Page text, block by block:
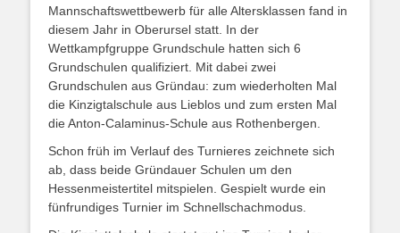
Mannschaftswettbewerb für alle Altersklassen fand in
diesem Jahr in Oberursel statt. In der
Wettkampfgruppe Grundschule hatten sich 6
Grundschulen qualifiziert. Mit dabei zwei
Grundschulen aus Gründau: zum wiederholten Mal
die Kinzigtalschule aus Lieblos und zum ersten Mal
die Anton-Calaminus-Schule aus Rothenbergen.
Schon früh im Verlauf des Turnieres zeichnete sich
ab, dass beide Gründauer Schulen um den
Hessenmeistertitel mitspielen. Gespielt wurde ein
fünfrundiges Turnier im Schnellschachmodus.